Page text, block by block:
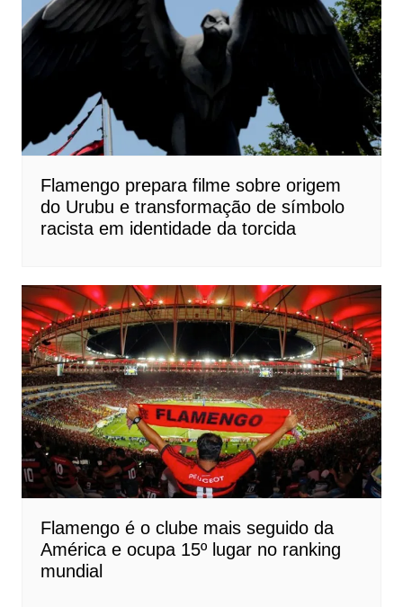
Flamengo prepara filme sobre origem
do Urubu e transformação de símbolo
racista em identidade da torcida
Flamengo é o clube mais seguido da
América e ocupa 15º lugar no ranking
mundial